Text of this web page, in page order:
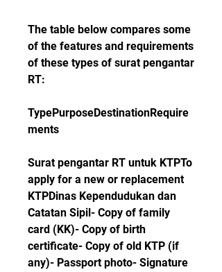
The table below compares some
of the features and requirements
of these types of surat pengantar
RT:
TypePurposeDestinationRequire
ments
Surat pengantar RT untuk KTPTo
apply for a new or replacement
KTPDinas Kependudukan dan
Catatan Sipil- Copy of family
card (KK)- Copy of birth
certificate- Copy of old KTP (if
any)- Passport photo- Signature